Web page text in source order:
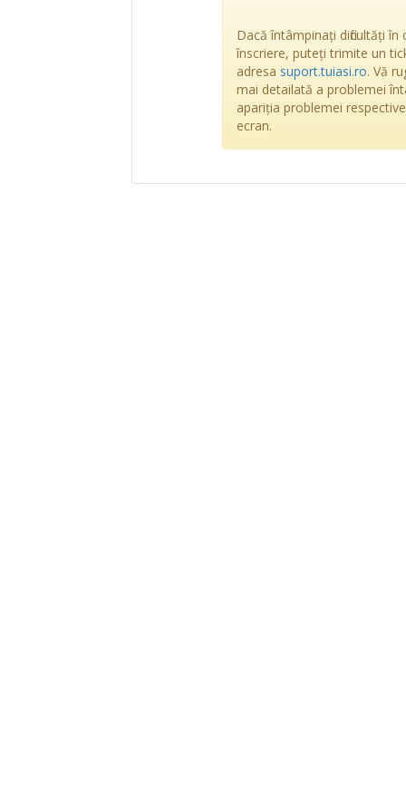
Dacă întâmpinați dificultăți
înscriere, puteți trimite un
adresa suport.tuiasi.ro. Vă
mai detailată a problemei
apariția problemei
ecran.